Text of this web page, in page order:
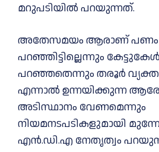
മറുപടിയില്‍ പറയുന്നത്.
അതേസമയം ആരാണ് പണം
പറഞ്ഞിട്ടില്ലെന്നും
പറഞ്ഞതെന്നും തരൂർ
എന്നാല്‍ ഉന്നയിക്കുന്ന
അടിസ്ഥാനം വേണമെന്നും
നിയമനടപടികളുമായി
എൻ.ഡി.എ നേതൃത്വം